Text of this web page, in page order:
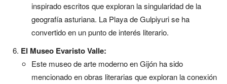
inspirado escritos que exploran la singularidad de la
geografía asturiana. La Playa de Gulpiyuri se ha
convertido en un punto de interés literario.
El Museo Evaristo Valle:
Este museo de arte moderno en Gijón ha sido
mencionado en obras literarias que exploran la conexión